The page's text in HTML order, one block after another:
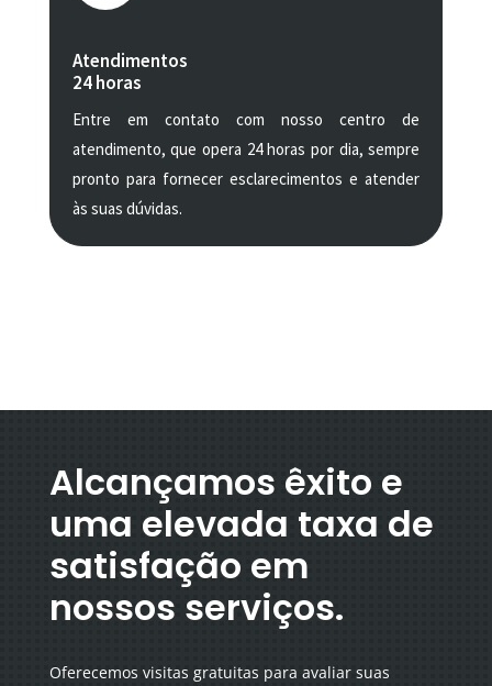
Atendimentos
24 horas
Entre em contato com nosso centro de
atendimento, que opera 24 horas por dia, sempre
pronto para fornecer esclarecimentos e atender
às suas dúvidas.
Alcançamos êxito e
uma elevada taxa de
satisfação em
nossos serviços.
Oferecemos visitas gratuitas para avaliar suas